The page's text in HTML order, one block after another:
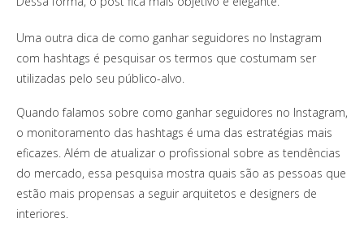
Uma outra dica de como ganhar seguidores no Instagram
com hashtags é pesquisar os termos que costumam ser
utilizadas pelo seu público-alvo.
Quando falamos sobre como ganhar seguidores no Instagram,
o monitoramento das hashtags é uma das estratégias mais
eficazes. Além de atualizar o profissional sobre as tendências
do mercado, essa pesquisa mostra quais são as pessoas que
estão mais propensas a seguir arquitetos e designers de
interiores.